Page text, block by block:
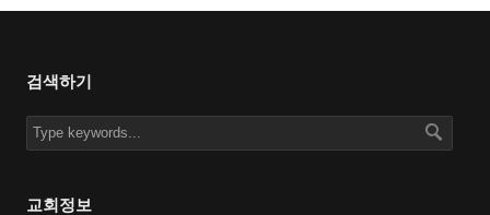
검색하기
교회정보